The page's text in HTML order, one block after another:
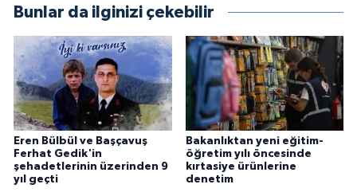
Bunlar da ilginizi çekebilir
Eren Bülbül ve Başçavuş
Ferhat Gedik'in
şehadetlerinin üzerinden 9
yıl geçti
Bakanlıktan yeni eğitim-
öğretim yılı öncesinde
kırtasiye ürünlerine
denetim
Samsun Müftülüğü
Siirt Müftülüğü
Sinop Müftülüğü
Sivas Müftülüğü
Şanlıurfa Müftülüğü